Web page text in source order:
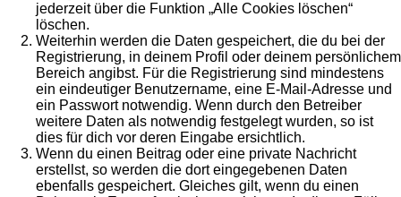
jederzeit über die Funktion „Alle Cookies löschen“
löschen.
Weiterhin werden die Daten gespeichert, die du bei der
Registrierung, in deinem Profil oder deinem persönlichem
Bereich angibst. Für die Registrierung sind mindestens
ein eindeutiger Benutzername, eine E-Mail-Adresse und
ein Passwort notwendig. Wenn durch den Betreiber
weitere Daten als notwendig festgelegt wurden, so ist
dies für dich vor deren Eingabe ersichtlich.
Wenn du einen Beitrag oder eine private Nachricht
erstellst, so werden die dort eingegebenen Daten
ebenfalls gespeichert. Gleiches gilt, wenn du einen